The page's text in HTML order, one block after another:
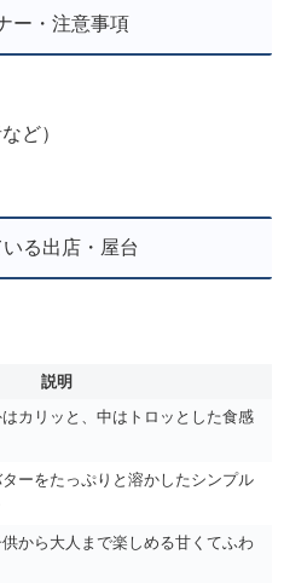
ー・注意事項
ど）
る出店・屋台
説明
カリッと、中はトロッとした食感
ーをたっぷりと溶かしたシンプル
から大人まで楽しめる甘くてふわ